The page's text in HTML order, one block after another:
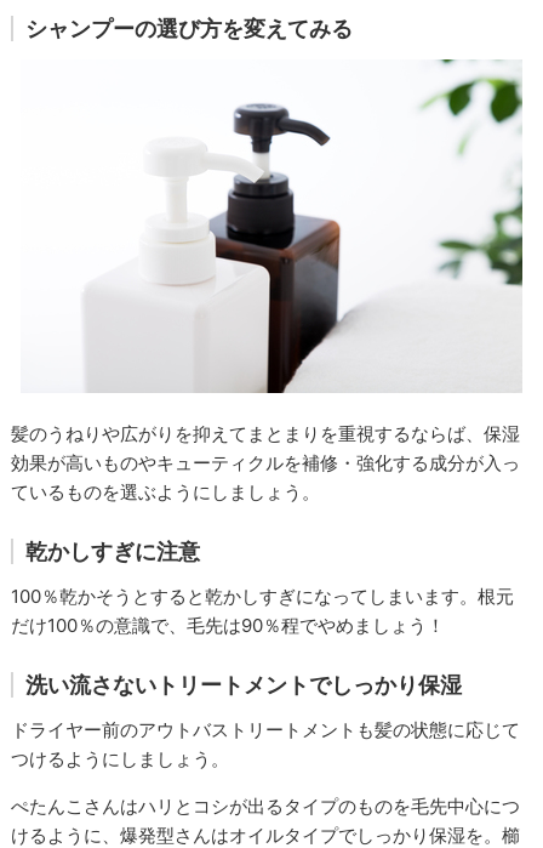
シャンプーの選び方を変えてみる
髪のうねりや広がりを抑えてまとまりを重視するならば、保湿
効果が高いものやキューティクルを補修・強化する成分が入っ
ているものを選ぶようにしましょう。
乾かしすぎに注意
100％乾かそうとすると乾かしすぎになってしまいます。根元
だけ100％の意識で、毛先は90％程でやめましょう！
洗い流さないトリートメントでしっかり保湿
ドライヤー前のアウトバストリートメントも髪の状態に応じて
つけるようにしましょう。
ぺたんこさんはハリとコシが出るタイプのものを毛先中心につ
けるように、爆発型さんはオイルタイプでしっかり保湿を。櫛